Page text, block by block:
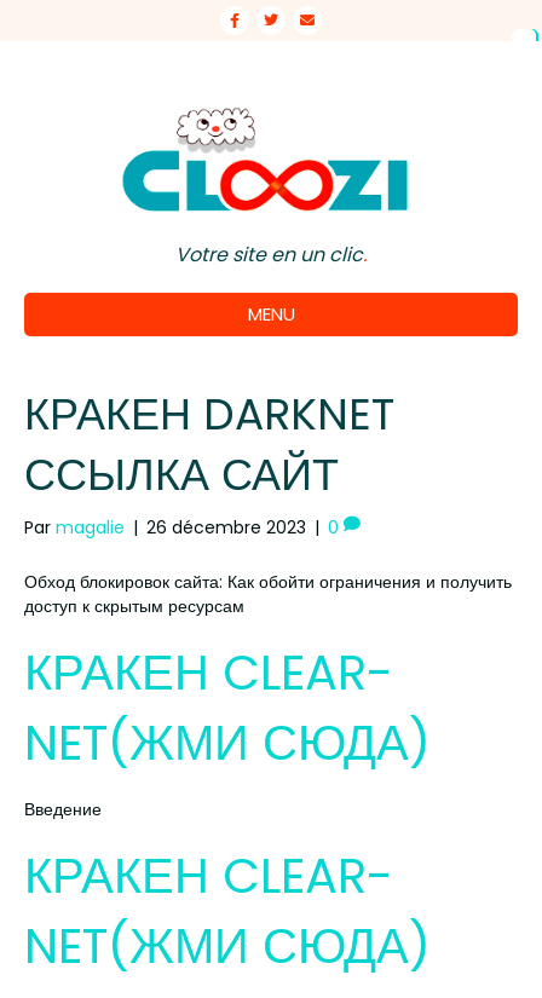
Facebook
TwitterEmail
Votre site en un clic.
MENU
КРАКЕН DARKNET
ССЫЛКА САЙТ
Par magalie | 26 décembre 2023 | 0
Обход блокировок сайта: Как обойти ограничения и получить
доступ к скрытым ресурсам
КРАКЕН CLEAR-
NET(ЖМИ СЮДА)
Введение
КРАКЕН CLEAR-
NET(ЖМИ СЮДА)